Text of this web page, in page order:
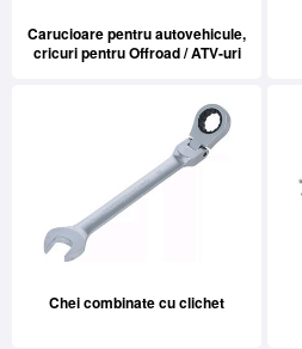
Carucioare pentru autovehicule,
cricuri pentru Offroad / ATV-uri
Chei combinate cu clichet